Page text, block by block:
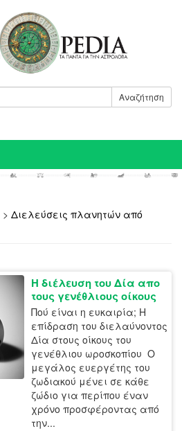
Αναζήτηση
> Διελεύσεις πλανητών από
Η διέλευση του Δία απο
τους γενέθλιους οίκους
Πού είναι η ευκαιρία; Η
επίδραση του διελαύνοντος
Δία στους οίκους του
γενέθλιου ωροσκοπίου Ο
μεγάλος ευεργέτης του
ζωδιακού μένει σε κάθε
ζώδιο για περίπου έναν
χρόνο προσφέροντας από
την...